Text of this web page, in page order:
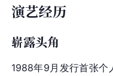
演艺经历
崭露头角
1988年9月发行首张个